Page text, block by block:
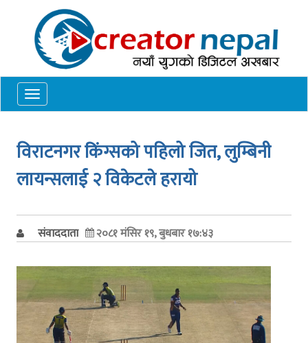
Toggle
navigation
विराटनगर किंग्सको पहिलो जित, लुम्बिनी
लायन्सलाई २ विकेटले हरायो
संवाददाता २०८१ मंसिर १९, बुधबार १७:४३